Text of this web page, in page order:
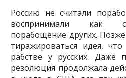
Россию не считали
воспринимали как
порабощение других.
тира­жироваться идея,
рабстве у русских. Даже
резолюция продолжала